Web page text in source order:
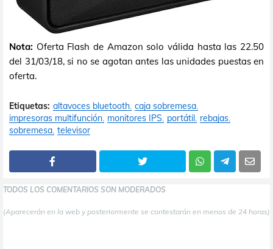
Nota: Oferta Flash de Amazon solo válida hasta las 22.50
del 31/03/18, si no se agotan antes las unidades puestas en
oferta.
Etiquetas: altavoces bluetooth caja sobremesa
impresoras multifunción monitores IPS portátil rebajas
sobremesa televisor
TODOS LOS COMENTARIOS SON MODERADOS
(Aparecerán en la web y posteriormente se contestarán en menos de 24 horas)